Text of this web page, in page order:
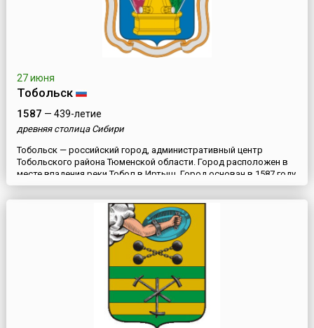
27 июня
Тобольск
1587 — 439-летие
древняя столица Сибири
Тобольск — российский город, административный центр
Тобольского района Тюменской области. Город расположен в
месте впадения реки Тобол в Иртыш. Город основан в 1587 году
недалеко от татарского поселения Искер, бывшего столицей
Сибирского ханства. Тобольск был вторым русским городом в
Сибири после Тюмени. После пленения в Искере последнего
сибирского царя Ораз-Мухаммеда Тобольск окончательн...